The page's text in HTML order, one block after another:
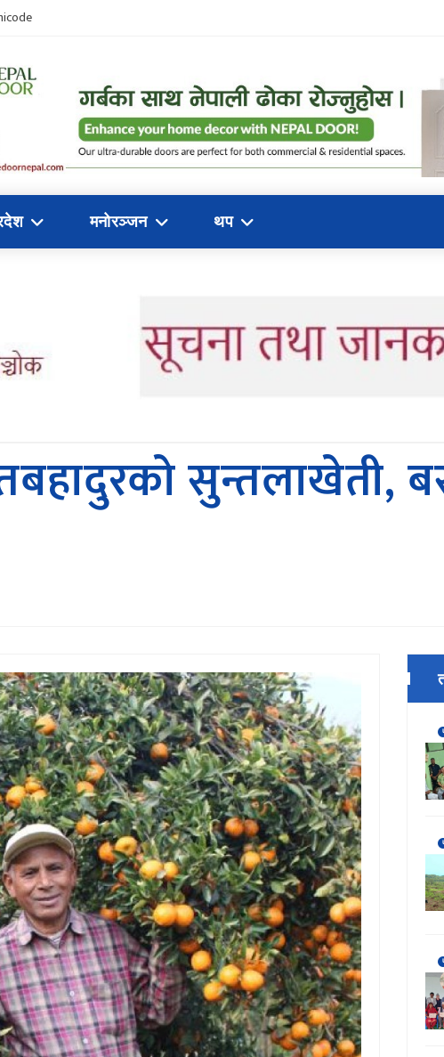
मनोरञ्जन थप
सुन्तलाखेती,